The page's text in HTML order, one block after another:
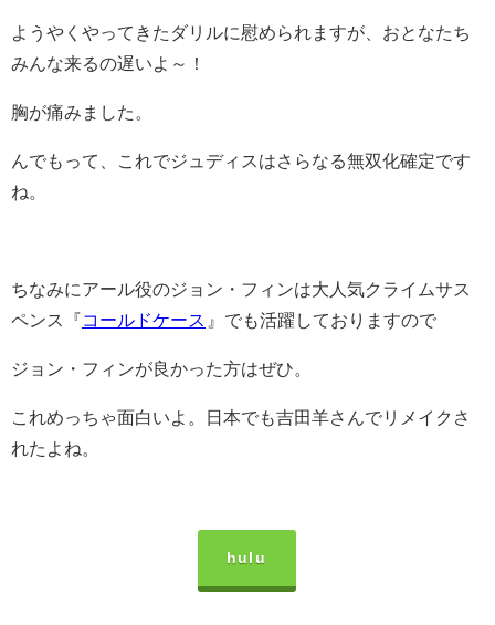
ようやくやってきたダリルに慰められますが、おとなたち
みんな来るの遅いよ～！
胸が痛みました。
んでもって、これでジュディスはさらなる無双化確定です
ね。
ちなみにアール役のジョン・フィンは大人気クライムサス
ペンス『コールドケース 』でも活躍しておりますので
ジョン・フィンが良かった方はぜひ。
これめっちゃ面白いよ。日本でも吉田羊さんでリメイクさ
れたよね。
hulu